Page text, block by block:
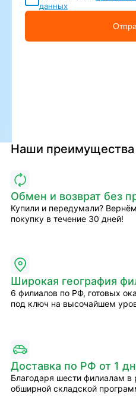
данных
Наши преимущества
Обмен и возврат без
Купили и передумали?
покупку в течение 30 дней!
Широкая география
6 филиалов по РФ, готовых
под ключ на высочайшем
Доставка по РФ от 1
Благодаря шести филиалам в
обширной складской